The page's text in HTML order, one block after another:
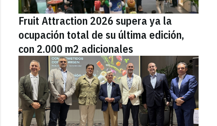
Fruit Attraction 2026 supera ya la
ocupación total de su última edición,
con 2.000 m2 adicionales